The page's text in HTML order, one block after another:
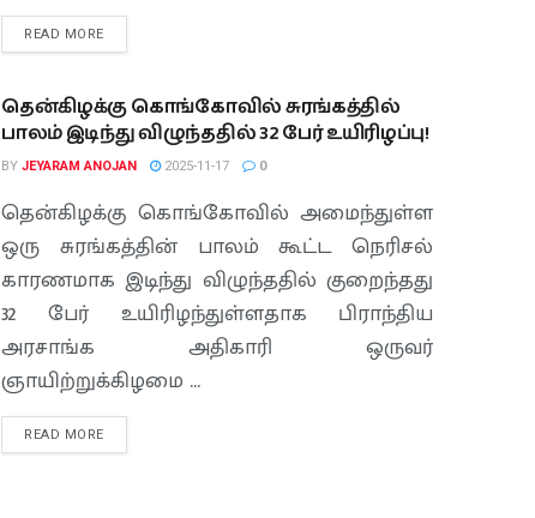
READ MORE
தென்கிழக்கு கொங்கோவில் சுரங்கத்தில்
பாலம் இடிந்து விழுந்ததில் 32 பேர் உயிரிழப்பு!
BY JEYARAM ANOJAN 2025-11-17 0
தென்கிழக்கு கொங்கோவில் அமைந்துள்ள
ஒரு சுரங்கத்தின் பாலம் கூட்ட நெரிசல்
காரணமாக இடிந்து விழுந்ததில் குறைந்தது
32 பேர் உயிரிழந்துள்ளதாக பிராந்திய
அரசாங்க அதிகாரி ஒருவர்
ஞாயிற்றுக்கிழமை ...
READ MORE